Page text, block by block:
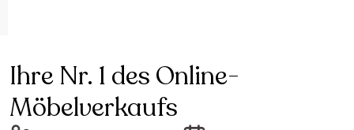
Ihre Nr. 1 des Online-
Möbelverkaufs